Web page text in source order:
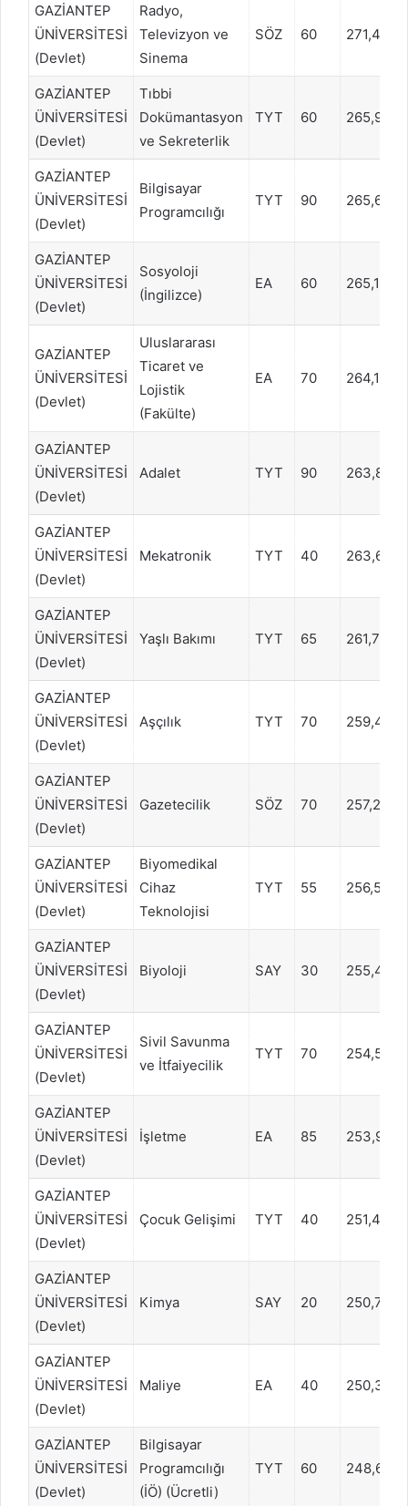
GAZİANTEP
ÜNİVERSİTESİ
(Devlet)
Radyo,
Televizyon ve
Sinema
SÖZ 60
GAZİANTEP
ÜNİVERSİTESİ
(Devlet)
Tıbbi
Dokümantasyon
ve Sekreterlik
TYT 60
GAZİANTEP
ÜNİVERSİTESİ
(Devlet)
Bilgisayar
Programcılığı
TYT 90
GAZİANTEP
ÜNİVERSİTESİ
(Devlet)
Sosyoloji
(İngilizce)
EA 60
GAZİANTEP
ÜNİVERSİTESİ
(Devlet)
Uluslararası
Ticaret ve
Lojistik
(Fakülte)
EA 70
GAZİANTEP
ÜNİVERSİTESİ
(Devlet)
Adalet TYT 90
GAZİANTEP
ÜNİVERSİTESİ
(Devlet)
Mekatronik TYT 40
GAZİANTEP
ÜNİVERSİTESİ
(Devlet)
Yaşlı Bakımı TYT 65
GAZİANTEP
ÜNİVERSİTESİ
(Devlet)
Aşçılık TYT 70
GAZİANTEP
ÜNİVERSİTESİ
(Devlet)
Gazetecilik SÖZ 70
GAZİANTEP
ÜNİVERSİTESİ
(Devlet)
Biyomedikal
Cihaz
Teknolojisi
TYT 55
GAZİANTEP
ÜNİVERSİTESİ
(Devlet)
Biyoloji SAY 30
GAZİANTEP
ÜNİVERSİTESİ
(Devlet)
Sivil Savunma
ve İtfaiyecilik
TYT 70
GAZİANTEP
ÜNİVERSİTESİ
(Devlet)
İşletme EA 85
GAZİANTEP
ÜNİVERSİTESİ
(Devlet)
Çocuk Gelişimi TYT 40
GAZİANTEP
ÜNİVERSİTESİ
(Devlet)
Kimya SAY 20
GAZİANTEP
ÜNİVERSİTESİ
(Devlet)
Maliye EA 40
GAZİANTEP
ÜNİVERSİTESİ
(Devlet)
Bilgisayar
Programcılığı
(İÖ) (Ücretli)
TYT 60